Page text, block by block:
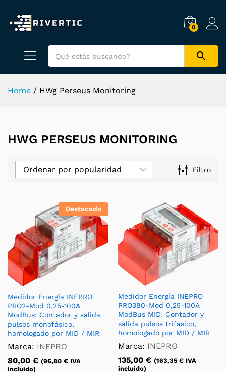
0
Home / HWg Perseus Monitoring
HWG PERSEUS MONITORING
Filtro
Ordenar por popularidad
Destacado
Medidor Energía INEPRO
PRO2-Mod 0,25-100A
ModBus: Contador y salida
pulsos monofásico,
homologado por MID / MIR
Marca: INEPRO
80,00 € (96,80 € IVA
incluido)
Medidor Energía INEPRO
PRO380-Mod 0,25-100A
ModBus MID: Contador y
salida pulsos trifásico,
homologado por MID / MIR
Marca: INEPRO
135,00 € (163,35 € IVA
incluido)